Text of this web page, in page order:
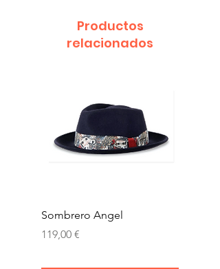
Productos
relacionados
Sombrero Angel
Precio
119,00 €